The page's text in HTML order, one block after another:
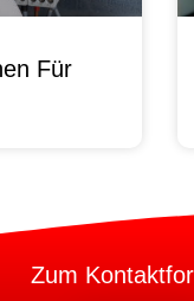
Für
Zum